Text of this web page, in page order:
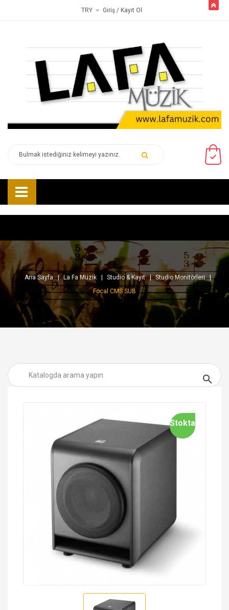
TRY Giriş / Kayıt Ol
Ana Sayfa La Fa Müzik Studio & Kayıt
Studio Monitörleri
Focal CMS SUB

Stokta